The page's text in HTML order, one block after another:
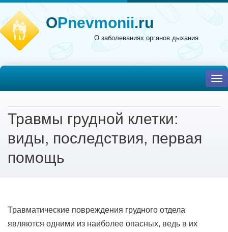
OPnevmonii.ru
О заболеваниях органов дыхания
Травмы грудной клетки:
виды, последствия, первая
помощь
Травматические повреждения грудного отдела
являются одними из наиболее опасных, ведь в их